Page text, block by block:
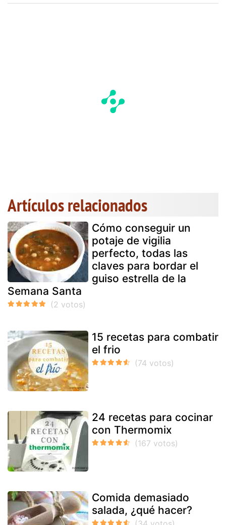
Artículos relacionados
Cómo conseguir un
potaje de vigilia
perfecto, todas las
claves para bordar el
guiso estrella de la
Semana Santa
15 recetas para combatir
el frio
24 recetas para cocinar
con Thermomix
Comida demasiado
salada, ¿qué hacer?